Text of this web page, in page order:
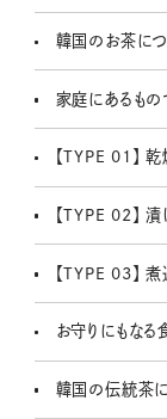
韓国のお茶に
家庭にあるもの
【TYPE 01】 乾
【TYPE 02】
【TYPE 03】
お守りにもな
韓国の伝統茶